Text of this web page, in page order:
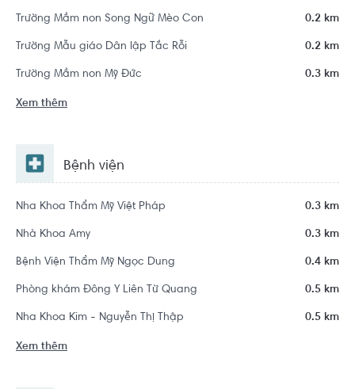
Trường Mầm non Song Ngữ Mèo Con 0.2 km
Trường Mẫu giáo Dân lập Tắc Rỗi 0.2 km
Trường Mầm non Mỹ Đức 0.3 km
Xem thêm
Bệnh viện
Nha Khoa Thẩm Mỹ Việt Pháp 0.3 km
Nhà Khoa Amy 0.3 km
Bệnh Viện Thẩm Mỹ Ngọc Dung 0.4 km
Phòng khám Đông Y Liên Từ Quang 0.5 km
Nha Khoa Kim - Nguyễn Thị Thập 0.5 km
Xem thêm